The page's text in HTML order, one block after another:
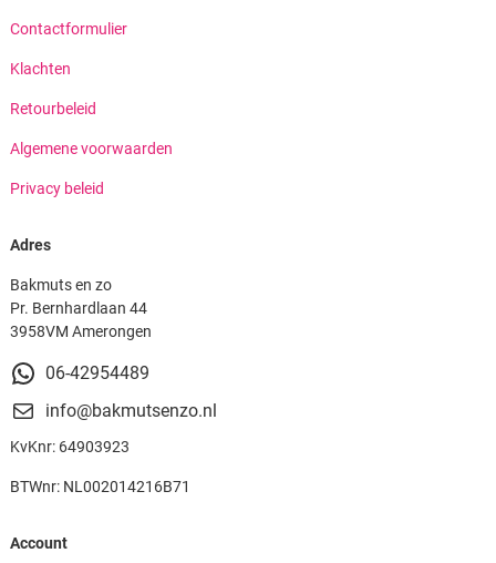
Contactformulier
Klachten
Retourbeleid
Algemene voorwaarden
Privacy beleid
Adres
Bakmuts en zo
Pr. Bernhardlaan 44
3958VM Amerongen
06-42954489
info@bakmutsenzo.nl
KvKnr: 64903923
BTWnr: NL002014216B71
Account